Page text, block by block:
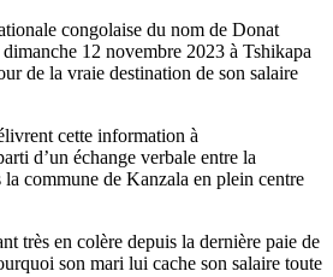
congolaise du nom de Donat
12 novembre 2023 à Tshikapa
de la vraie destination de son salaire
cette information à
d’un échange verbale entre la
commune de Kanzala en plein centre
très en colère depuis la dernière paie de
son mari lui cache son salaire toute